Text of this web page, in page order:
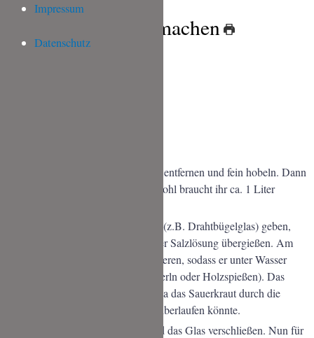
Impressum
Datenschutz
Sauerkraut selber machen
Den Weißkohl vierteln, den Strunk entfernen und fein hobeln. Dann
die Salzlösung herstellen. Pro kg Kohl braucht ihr ca. 1 Liter
Nun den Kohl in ein großes Gefäß (z.B. Drahtbügelglas) geben,
darin schön fest drücken und mit der Salzlösung übergießen. Am
Besten noch den Weißkohl beschweren, sodass er unter Wasser
bleibt (z.B. mit Steinen, Glasmurmerln oder Holzspießen). Das
Glas sollte nur zu 2/3 gefüllt sein, da das Sauerkraut durch die
Gärung an Volumen gewinnt und überlaufen könnte.
Die Ränder des Glases säubern und das Glas verschließen. Nun für